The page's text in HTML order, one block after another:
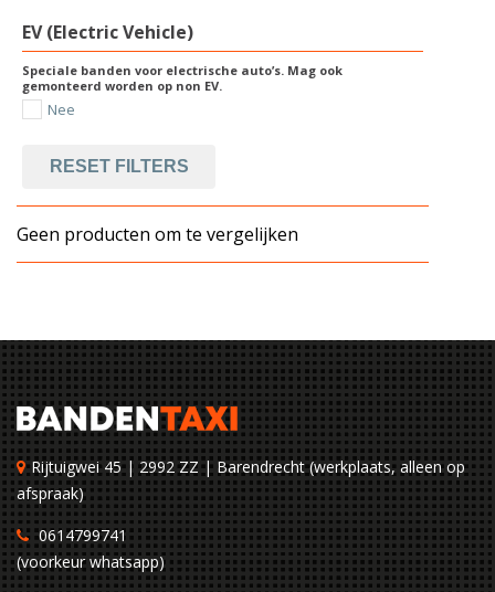
EV (Electric Vehicle)
Speciale banden voor electrische auto’s. Mag ook
gemonteerd worden op non EV.
Nee
RESET FILTERS
Geen producten om te vergelijken
Rijtuigwei 45 | 2992 ZZ | Barendrecht (werkplaats, alleen op
afspraak)
0614799741
(voorkeur whatsapp)